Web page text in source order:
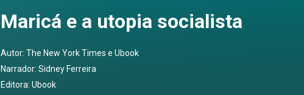
Maricá e a utopia socialista
Autor: The New York Times e Ubook
Narrador: Sidney Ferreira
Editora: Ubook